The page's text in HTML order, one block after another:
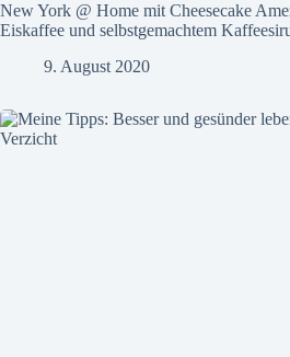
New York @ Home mit Cheesecake
Eiskaffee und selbstgemachtem
9. August 2020